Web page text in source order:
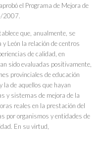
el Programa de Mejora de
2007.
que, anualmente, se
León la relación de centros
de calidad, en
sido evaluadas positivamente,
provinciales de educación
la de aquellos que hayan
y sistemas de mejora de la
reales en la prestación del
por organismos y entidades de
En su virtud,